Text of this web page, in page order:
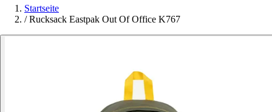
Startseite
/ Rucksack Eastpak Out Of Office K767